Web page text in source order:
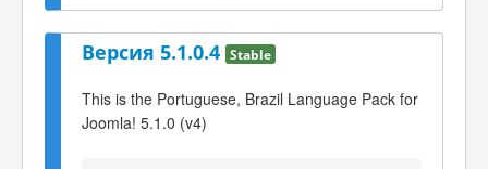
Версия 5.1.0.4 Stable
This is the Portuguese, Brazil Language Pack for
Joomla! 5.1.0 (v4)